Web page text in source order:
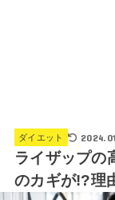
ダイエット
ライザップの
のカギが!?理